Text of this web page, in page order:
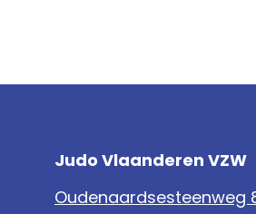
Judo Vlaanderen VZW
Oudenaardsesteenweg